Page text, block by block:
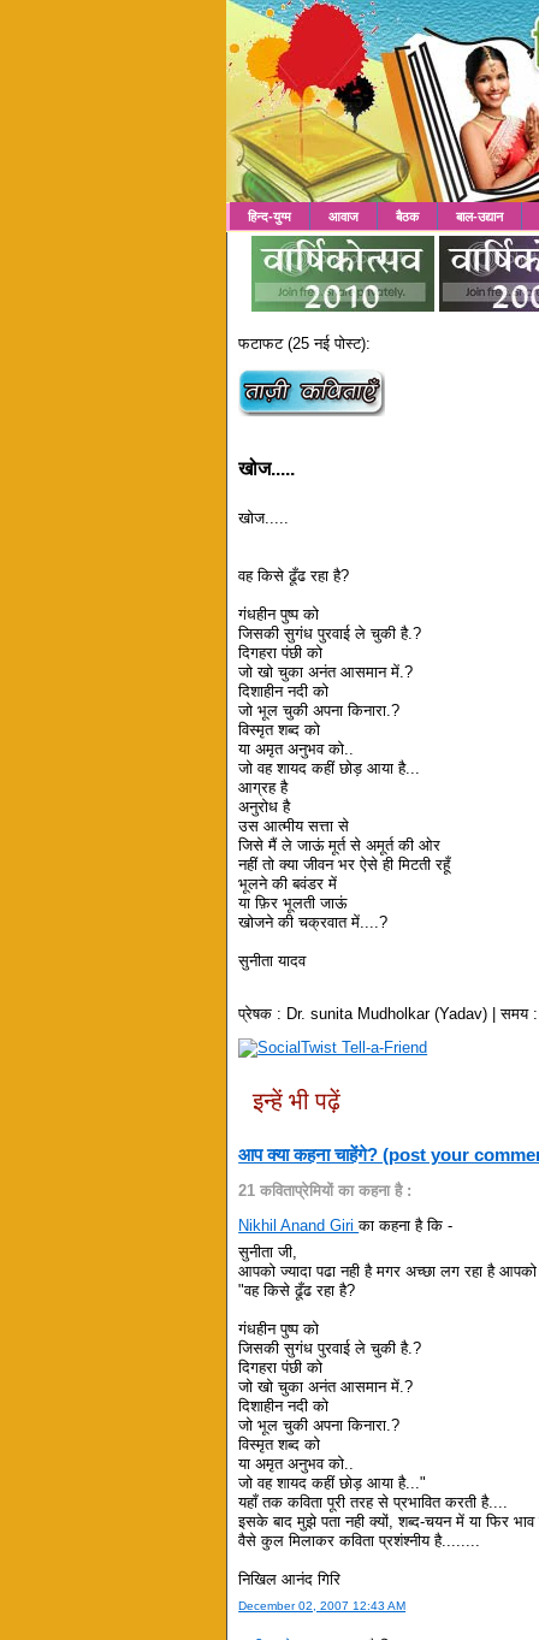
हिन्द-युग्म आवाज बैठक बाल-उद्यान
फटाफट (25 नई पोस्ट):
खोज.....
खोज.....
वह किसे ढूँढ रहा है?
गंधहीन पुष्प को
जिसकी सुगंध पुरवाई ले चुकी है.?
दिगहरा पंछी को
जो खो चुका अनंत आसमान में.?
दिशाहीन नदी को
जो भूल चुकी अपना किनारा.?
विस्मृत शब्द को
या अमृत अनुभव को..
जो वह शायद कहीं छोड़ आया है...
आग्रह है
अनुरोध है
उस आत्मीय सत्ता से
जिसे मैं ले जाऊं मूर्त से अमूर्त की ओर
नहीं तो क्या जीवन भर ऐसे ही मिटती रहूँ
भूलने की बवंडर में
या फ़िर भूलती जाऊं
खोजने की चक्रवात में....?
सुनीता यादव
प्रेषक : Dr. sunita Mudholkar (Yadav) | समय
इन्हें भी पढ़ें
आप क्या कहना चाहेंगे? (post your
21 कविताप्रेमियों का कहना है :
Nikhil Anand Giriका कहना है कि -
सुनीता जी,
आपको ज्यादा पढा नही है मगर अच्छा लग रहा है
"वह किसे ढूँढ रहा है?
गंधहीन पुष्प को
जिसकी सुगंध पुरवाई ले चुकी है.?
दिगहरा पंछी को
जो खो चुका अनंत आसमान में.?
दिशाहीन नदी को
जो भूल चुकी अपना किनारा.?
विस्मृत शब्द को
या अमृत अनुभव को..
जो वह शायद कहीं छोड़ आया है..."
यहाँ तक कविता पूरी तरह से प्रभावित करती है....
इसके बाद मुझे पता नही क्यों, शब्द-चयन में या फिर
वैसे कुल मिलाकर कविता प्रशंश्नीय है........
निखिल आनंद गिरि
December 02, 2007 12:43 AM